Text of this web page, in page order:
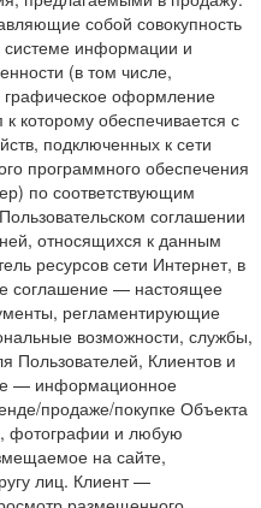
собой совокупность
информации и
(в том числе,
оформление
которому обеспечивается с
подключенных к сети
программного обеспечения
по соответствующим
соглашении
относящихся к данным
ресурсов сети Интернет, в
соглашение — настоящее
регламентирующие
возможности, службы,
Пользователей, Клиентов и
— информационное
продаже/покупке Объекта
фотографии и любую
на сайте,
лиц. Клиент —